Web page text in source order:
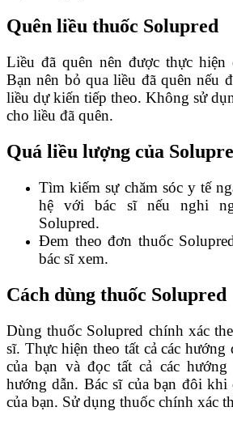
Quên liều thuốc Solupred
Liều đã quên nên được thực hiện
Bạn nên bỏ qua liều đã quên nếu
liều dự kiến ​​tiếp theo. Không sử
cho liều đã quên.
Quá liều lượng của
Tìm kiếm sự chăm sóc y tế
hệ với bác sĩ nếu nghi
Solupred.
Đem theo đơn thuốc
bác sĩ xem.
Cách dùng thuốc Solupred
Dùng thuốc Solupred chính xác
sĩ. Thực hiện theo tất cả các hướng
của bạn và đọc tất cả các
hướng dẫn. Bác sĩ của bạn đôi
của bạn. Sử dụng thuốc chính xác